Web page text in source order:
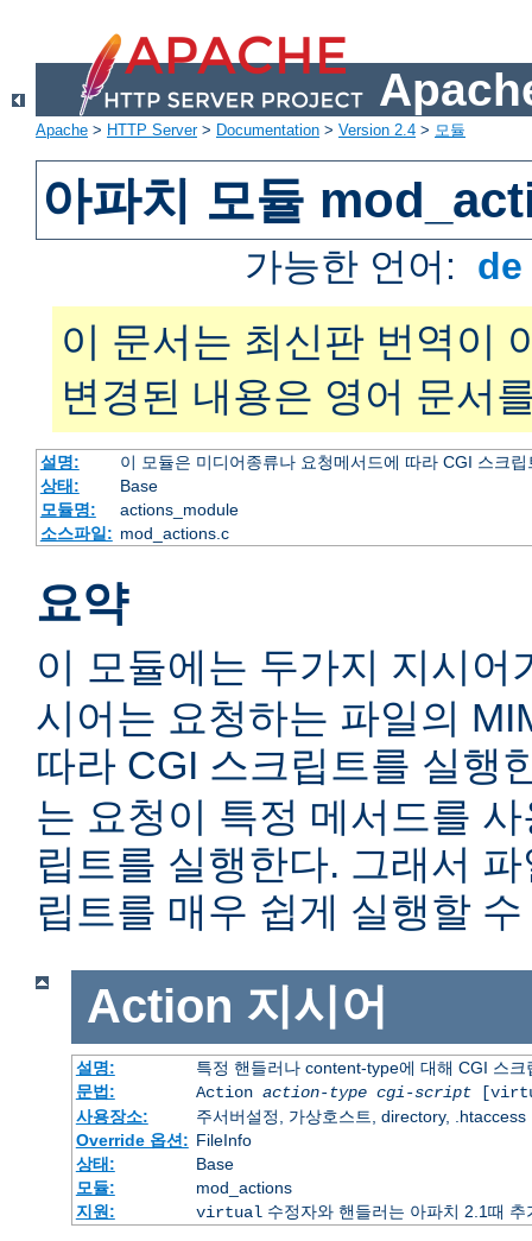
Apache > HTTP Server> Documentation > Version 2.4 > 모듈
아파치 모듈
가능한 언어:
이 문서는 최신판 번역이
변경된 내용은 영어 문서
설명:
이 모듈은 미디어종류나 요청메서드에 따라 CGI 스크
상태:
Base
모듈명:
actions_module
소스파일: mod_actions.c
요약
이 모듈에는 두가지 지시어
시어는 요청하는 파일의
따라 CGI 스크립트를 실행
는 요청이 특정 메서드를
립트를 실행한다. 그래서
립트를 매우 쉽게 실행할
Action 지시어
설명:
특정 핸들러나 content-type에 대해 CGI 스크
문법:
Action action-type cgi-script
사용장소:
주서버설정, 가상호스트, directory, .htaccess
Override 옵션: FileInfo
상태:
Base
모듈:
mod_actions
지원:
virtual 수정자와 핸들러는 아파치 2.1때 추